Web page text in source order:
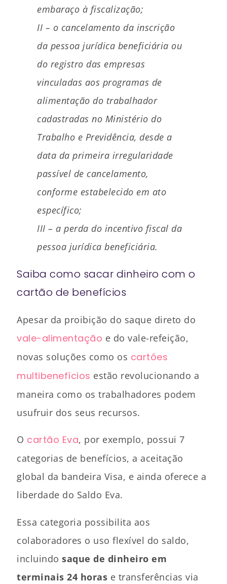
embaraço à fiscalização;
II – o cancelamento da inscrição
da pessoa jurídica beneficiária ou
do registro das empresas
vinculadas aos programas de
alimentação do trabalhador
cadastradas no Ministério do
Trabalho e Previdência, desde a
data da primeira irregularidade
passível de cancelamento,
conforme estabelecido em ato
específico;
III – a perda do incentivo fiscal da
pessoa jurídica beneficiária.
Saiba como sacar dinheiro com o
cartão de benefícios
Apesar da proibição do saque direto do
vale-alimentação e do vale-refeição,
novas soluções como os cartões
multibenefícios estão revolucionando a
maneira como os trabalhadores podem
usufruir dos seus recursos.
O cartão Eva, por exemplo, possui 7
categorias de benefícios, a aceitação
global da bandeira Visa, e ainda oferece a
liberdade do Saldo Eva.
Essa categoria possibilita aos
colaboradores o uso flexível do saldo,
incluindo saque de dinheiro em
terminais 24 horas e transferências via